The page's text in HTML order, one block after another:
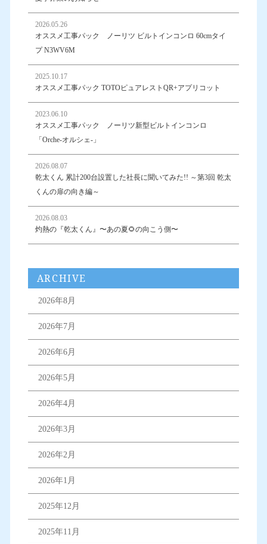
2026.05.26
オススメ工事パック ノーリツ ビルトインコンロ 60cmタイ
プ N3WV6M
2025.10.17
オススメ工事パック TOTOピュアレストQR+アプリコット
2023.06.10
オススメ工事パック ノーリツ新型ビルトインコンロ
「Orche-オルシェ-」
2026.08.07
乾太くん 累計200台設置した社長に聞いてみた!! ～第3回 乾太
くんの扉の向き編～
2026.08.03
灼熱の『乾太くん』〜あの夏🌻の向こう側〜
ARCHIVE
2026年8月
2026年7月
2026年6月
2026年5月
2026年4月
2026年3月
2026年2月
2026年1月
2025年12月
2025年11月